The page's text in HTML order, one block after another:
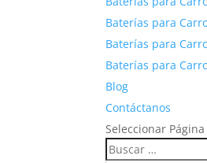
Baterías para
Baterías para
Baterías para
Blog
Contáctanos
Seleccionar Página